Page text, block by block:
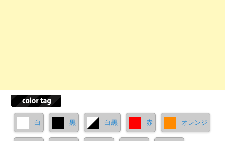
白 黒 白黒 赤 オレンジ